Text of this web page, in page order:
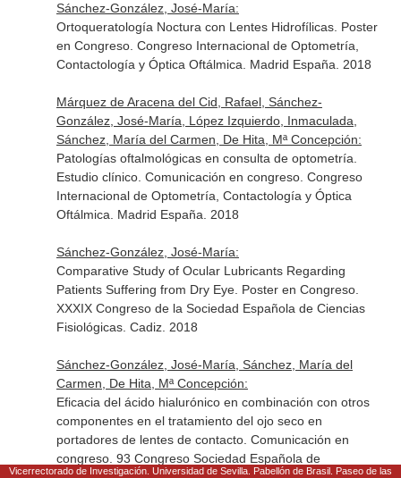
Sánchez-González, José-María:
Ortoqueratología Noctura con Lentes Hidrofílicas. Poster
en Congreso. Congreso Internacional de Optometría,
Contactología y Óptica Oftálmica. Madrid España. 2018
Márquez de Aracena del Cid, Rafael, Sánchez-
González, José-María, López Izquierdo, Inmaculada,
Sánchez, María del Carmen, De Hita, Mª Concepción:
Patologías oftalmológicas en consulta de optometría.
Estudio clínico. Comunicación en congreso. Congreso
Internacional de Optometría, Contactología y Óptica
Oftálmica. Madrid España. 2018
Sánchez-González, José-María:
Comparative Study of Ocular Lubricants Regarding
Patients Suffering from Dry Eye. Poster en Congreso.
XXXIX Congreso de la Sociedad Española de Ciencias
Fisiológicas. Cadiz. 2018
Sánchez-González, José-María, Sánchez, María del
Carmen, De Hita, Mª Concepción:
Eficacia del ácido hialurónico en combinación con otros
componentes en el tratamiento del ojo seco en
portadores de lentes de contacto. Comunicación en
congreso. 93 Congreso Sociedad Española de
Vicerrectorado de Investigación. Universidad de Sevilla. Pabellón de Brasil. Paseo de las